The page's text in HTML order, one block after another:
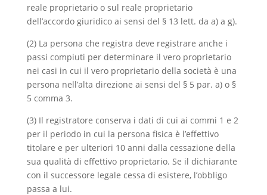
reale proprietario o sul reale proprietario
dell’accordo giuridico ai sensi del § 13 lett. da a) a g).
(2) La persona che registra deve registrare anche i
passi compiuti per determinare il vero proprietario
nei casi in cui il vero proprietario della società è una
persona nell’alta direzione ai sensi del § 5 par. a) o §
5 comma 3.
(3) Il registratore conserva i dati di cui ai commi 1 e 2
per il periodo in cui la persona fisica è l’effettivo
titolare e per ulteriori 10 anni dalla cessazione della
sua qualità di effettivo proprietario. Se il dichiarante
con il successore legale cessa di esistere, l’obbligo
passa a lui.